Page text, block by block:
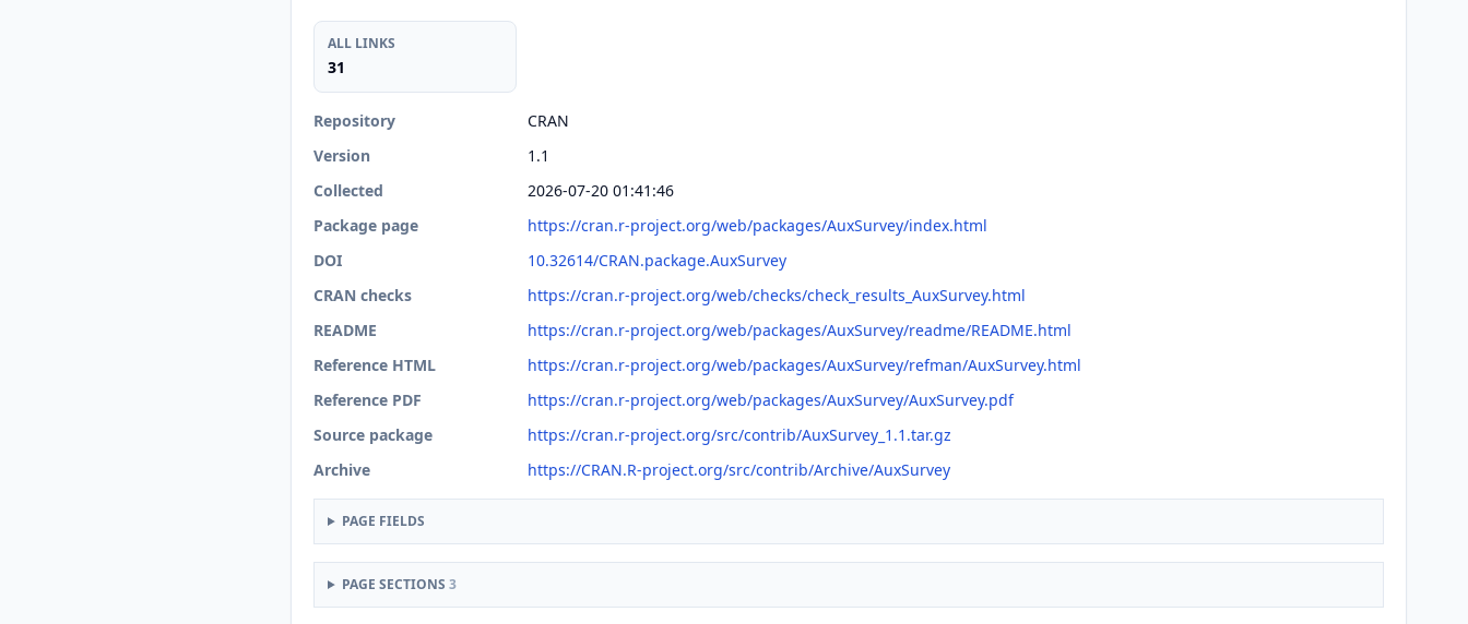
ALL LINKS
31
Repository
CRAN
Version
1.1
Collected
2026-07-20 01:41:46
Package page
https://cran.r-project.org/web/packages/AuxSurvey/index.html
DOI
10.32614/CRAN.package.AuxSurvey
CRAN checks
https://cran.r-project.org/web/checks/check_results_AuxSurvey.html
README
https://cran.r-project.org/web/packages/AuxSurvey/readme/README.html
Reference HTML
https://cran.r-project.org/web/packages/AuxSurvey/refman/AuxSurvey.html
Reference PDF
https://cran.r-project.org/web/packages/AuxSurvey/AuxSurvey.pdf
Source package
https://cran.r-project.org/src/contrib/AuxSurvey_1.1.tar.gz
Archive
https://CRAN.R-project.org/src/contrib/Archive/AuxSurvey
PAGE FIELDS
PAGE SECTIONS 3